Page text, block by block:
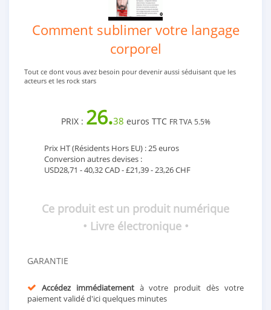
Comment sublimer votre langage
corporel
Tout ce dont vous avez besoin pour devenir aussi séduisant que les
acteurs et les rock stars
PRIX : 26.38 euros TTC FR TVA 5.5%
Prix HT (Résidents Hors EU) : 25 euros
Conversion autres devises :
USD28,71 - 40,32 CAD - £21,39 - 23,26 CHF
Ce produit est un produit numérique
• Livre électronique •
GARANTIE
Accédez immédiatementà votre produit dès votre
paiement validé d'ici quelques minutes